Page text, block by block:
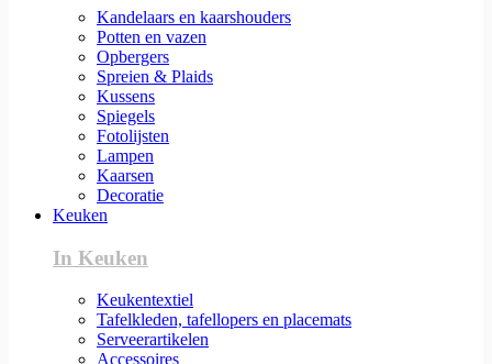
Kandelaars en kaarshouders
Potten en vazen
Opbergers
Spreien & Plaids
Kussens
Spiegels
Fotolijsten
Lampen
Kaarsen
Decoratie
Keuken
In Keuken
Keukentextiel
Tafelkleden, tafellopers en placemats
Serveerartikelen
Accessoires